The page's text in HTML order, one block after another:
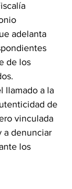
adelanta
de los
llamado a la
de
vinculada
a denunciar
los